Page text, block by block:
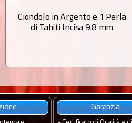
Ciondolo in Argento e 1 Perla
di Tahiti Incisa 9.8 mm
Garanzia